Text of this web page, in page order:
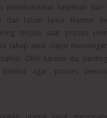
membutuhkan ketelitian
dan tahan lama. Namun
terjadi saat proses
tahap awal dapat
Oleh karena itu,
berikut agar proses